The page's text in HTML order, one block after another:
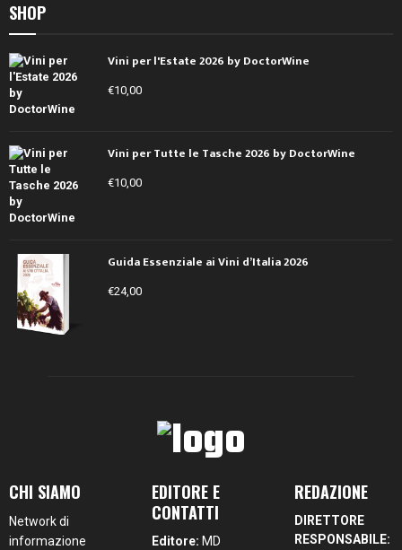
SHOP
Vini per l'Estate 2026 by DoctorWine
€10,00
Vini per Tutte le Tasche 2026 by DoctorWine
€10,00
Guida Essenziale ai Vini d’Italia 2026
€24,00
CHI SIAMO
Network di
informazione
EDITORE E
CONTATTI
Editore: MD
REDAZIONE
DIRETTORE
RESPONSABILE: